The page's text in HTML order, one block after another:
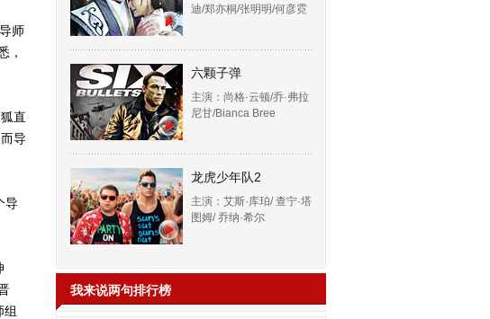
师
，
直
导
导
组
迪/郑亦桐/张明明/何彦霓
六颗子弹
主演：尚格·云顿/乔·弗拉
尼甘/Bianca Bree
龙虎少年队2
主演：艾斯·库珀/ 查宁·塔
图姆/ 乔纳·希尔
我来说两句排行榜